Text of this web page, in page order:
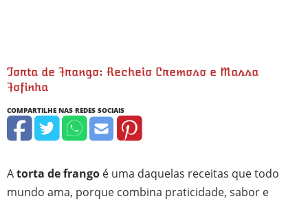
Torta de Frango: Recheio Cremoso e Massa
Fofinha
Atorta de frango é uma daquelas receitas que todo
mundo ama, porque combina praticidade, sabor e
hora